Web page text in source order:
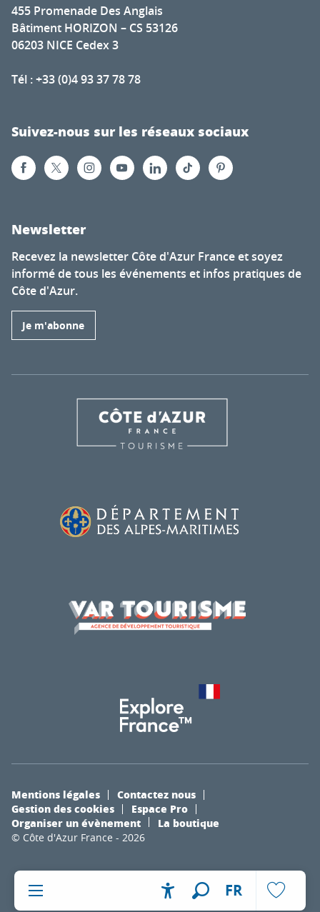
FR
455 Promenade Des Anglais
Bâtiment HORIZON – CS 53126
06203 NICE Cedex 3
Tél : +33 (0)4 93 37 78 78
Suivez-nous sur les réseaux sociaux
Newsletter
Recevez la newsletter Côte d'Azur France et soyez
informé de tous les événements et infos pratiques de
Côte d'Azur.
Je m'abonne
© Côte d'Azur France - 2026
Mentions légales
Contactez nous
Gestion des cookies
Espace Pro
Organiser un évènement
La boutique